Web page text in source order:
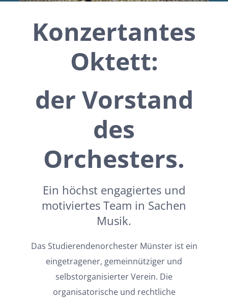
Konzertantes
Oktett:
der Vorstand
des
Orchesters.
Ein höchst engagiertes und
motiviertes Team in Sachen
Musik.
Das Studierendenorchester Münster ist ein
eingetragener, gemeinnütziger und
selbstorganisierter Verein. Die
organisatorische und rechtliche